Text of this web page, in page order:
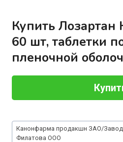
Купить Лозартан
60 шт, таблетки
пленочной
Метки
записи:
Канонфарма продакшн ЗАО/Завод
Филатова ООО